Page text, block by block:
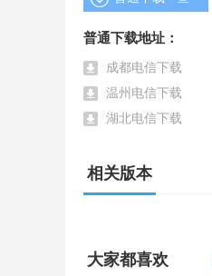
普通下载地址：
成都电信下载
温州电信下载
湖北电信下载
相关版本
大家都喜欢